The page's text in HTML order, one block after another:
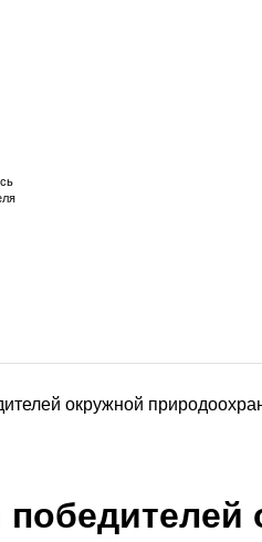
окружной